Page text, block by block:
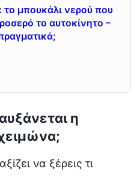
το μπουκάλι νερού που
το αυτοκίνητο –
η
να ξέρεις τι